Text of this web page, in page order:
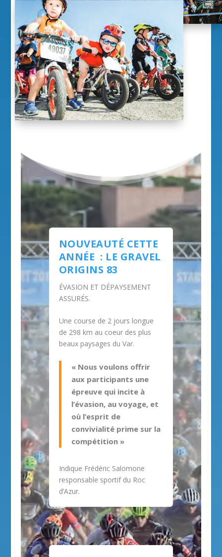
NOUVEAUTÉ CETTE
ANNÉE : LE GRAVEL
ORIGINS 83
ÉVASION ET DÉPAYSEMENT
ASSURÉS.
Une course de 2 jours longue
de 298 km au coeur des plus
beaux paysages du Var.
« Nous voulons offrir
aux participants une
épreuve qui incite à
l’évasion, au voyage, et
où l’esprit de
convivialité prime sur la
compétition »
Indique Frédéric Salomone
responsable sportif du Roc
d’Azur.